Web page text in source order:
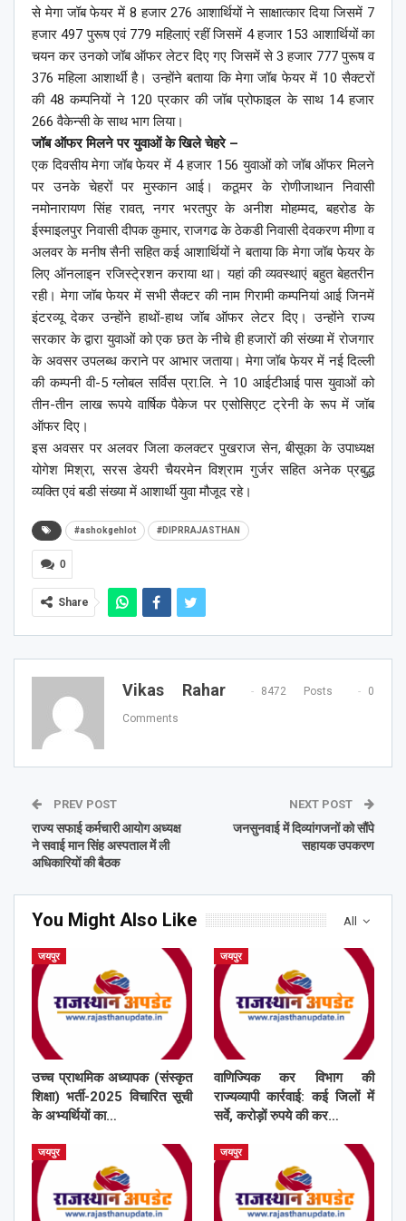
से मेगा जॉब फेयर में 8 हजार 276 आशार्थियों ने साक्षात्कार दिया जिसमें 7
हजार 497 पुरूष एवं 779 महिलाएं रहीं जिसमें 4 हजार 153 आशार्थियों का
चयन कर उनको जॉब ऑफर लेटर दिए गए जिसमें से 3 हजार 777 पुरूष व
376 महिला आशार्थी है। उन्होंने बताया कि मेगा जॉब फेयर में 10 सैक्टरों
की 48 कम्पनियों ने 120 प्रकार की जॉब प्रोफाइल के साथ 14 हजार
266 वैकेन्सी के साथ भाग लिया।
जॉब ऑफर मिलने पर युवाओं के खिले चेहरे –
एक दिवसीय मेगा जॉब फेयर में 4 हजार 156 युवाओं को जॉब ऑफर मिलने
पर उनके चेहरों पर मुस्कान आई। कठूमर के रोणीजाथान निवासी
नमोनारायण सिंह रावत, नगर भरतपुर के अनीश मोहम्मद, बहरोड के
ईस्माइलपुर निवासी दीपक कुमार, राजगढ के ठेकडी निवासी देवकरण मीणा व
अलवर के मनीष सैनी सहित कई आशार्थियों ने बताया कि मेगा जॉब फेयर के
लिए ऑनलाइन रजिस्टे्रशन कराया था। यहां की व्यवस्थाएं बहुत बेहतरीन
रही। मेगा जॉब फेयर में सभी सैक्टर की नाम गिरामी कम्पनियां आई जिनमें
इंटरव्यू देकर उन्होंने हाथों-हाथ जॉब ऑफर लेटर दिए। उन्होंने राज्य
सरकार के द्वारा युवाओं को एक छत के नीचे ही हजारों की संख्या में रोजगार
के अवसर उपलब्ध कराने पर आभार जताया। मेगा जॉब फेयर में नई दिल्ली
की कम्पनी वी-5 ग्लोबल सर्विस प्रा.लि. ने 10 आईटीआई पास युवाओं को
तीन-तीन लाख रूपये वार्षिक पैकेज पर एसोसिएट ट्रेनी के रूप में जॉब
ऑफर दिए।
इस अवसर पर अलवर जिला कलक्टर पुखराज सेन, बीसूका के उपाध्यक्ष
योगेश मिश्रा, सरस डेयरी चैयरमेन विश्राम गुर्जर सहित अनेक प्रबुद्ध
व्यक्ति एवं बडी संख्या में आशार्थी युवा मौजूद रहे।
#ashokgehlot #DIPRRAJASTHAN
0
Share
Vikas Rahar 8472 Posts 0
Comments
PREV POST
राज्य सफाई कर्मचारी आयोग अध्यक्ष
ने सवाई मान सिंह अस्पताल में ली
अधिकारियों की बैठक
NEXT POST
जनसुनवाई में दिव्यांगजनों को सौंपे
सहायक उपकरण
All
You Might Also Like
जयपुर
उच्च प्राथमिक अध्यापक (संस्कृत
शिक्षा) भर्ती-2025 विचारित सूची
के अभ्यर्थियों का…
जयपुर
वाणिज्यिक कर विभाग की
राज्यव्यापी कार्रवाई: कई जिलों में
सर्वे, करोड़ों रुपये की कर…
जयपुर जयपुर